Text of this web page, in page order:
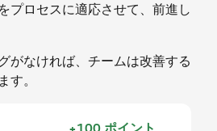
プロセスに適応させて、前進し
がなければ、チームは改善する
す。